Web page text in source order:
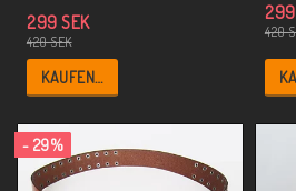
420 SEK
299 SEK
KAUFEN…
420
- 29%